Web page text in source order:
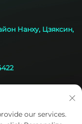
Нанху, Цзяксин,
our services.